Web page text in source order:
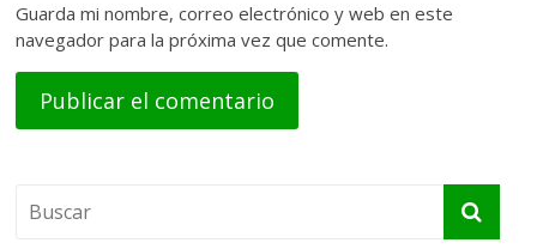
Guarda mi nombre, correo electrónico y web en este
navegador para la próxima vez que comente.